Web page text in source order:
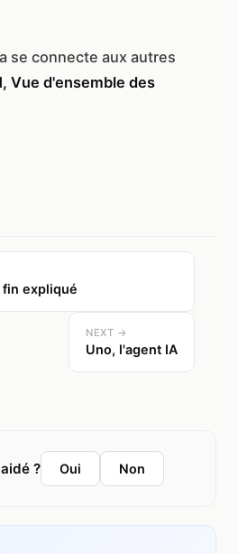
se connecte aux autres
Vue d'ensemble des
fin expliqué
NEXT →
Uno, l'agent IA
? Oui Non